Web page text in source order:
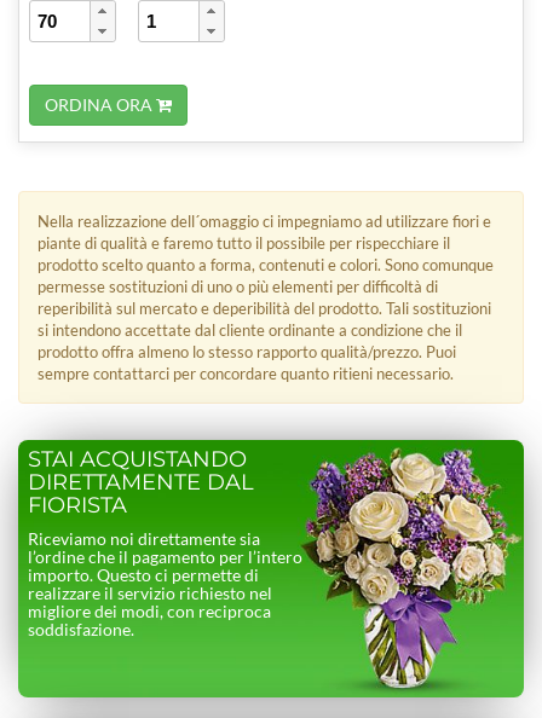
ORDINA ORA
Nella realizzazione dell´omaggio ci impegniamo ad utilizzare fiori e
piante di qualità e faremo tutto il possibile per rispecchiare il
prodotto scelto quanto a forma, contenuti e colori. Sono comunque
permesse sostituzioni di uno o più elementi per difficoltà di
reperibilità sul mercato e deperibilità del prodotto. Tali sostituzioni
si intendono accettate dal cliente ordinante a condizione che il
prodotto offra almeno lo stesso rapporto qualità/prezzo. Puoi
sempre contattarci per concordare quanto ritieni necessario.
STAI ACQUISTANDO
DIRETTAMENTE DAL
FIORISTA
Riceviamo noi direttamente sia
l’ordine che il pagamento per l’intero
importo. Questo ci permette di
realizzare il servizio richiesto nel
migliore dei modi, con reciproca
soddisfazione.